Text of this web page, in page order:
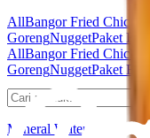
AllBangor Fried Chicken
GorengNuggetPaket
AllBangor Fried Chicken
GorengNuggetPaket
Mineral Water